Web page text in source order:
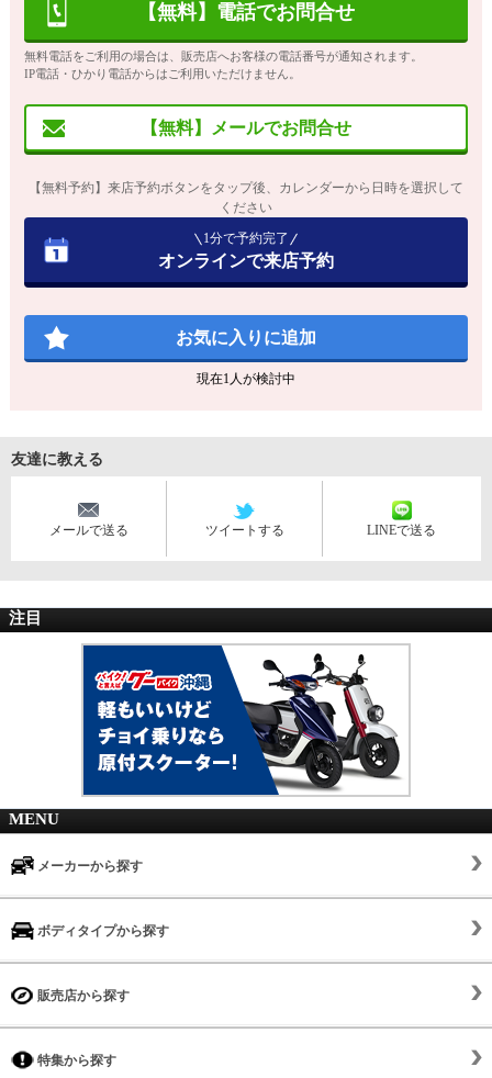
【無料】電話でお問合せ
無料電話をご利用の場合は、販売店へお客様の電話番号が通知されます。
IP電話・ひかり電話からはご利用いただけません。
【無料】メールでお問合せ
【無料予約】来店予約ボタンをタップ後、カレンダーから日時を選択して
ください
1分で予約完了
オンラインで来店予約
お気に入りに追加
現在1人が検討中
友達に教える
メールで送る ツイートする LINEで送る
注目
MENU
メーカーから探す
ボディタイプから探す
販売店から探す
特集から探す